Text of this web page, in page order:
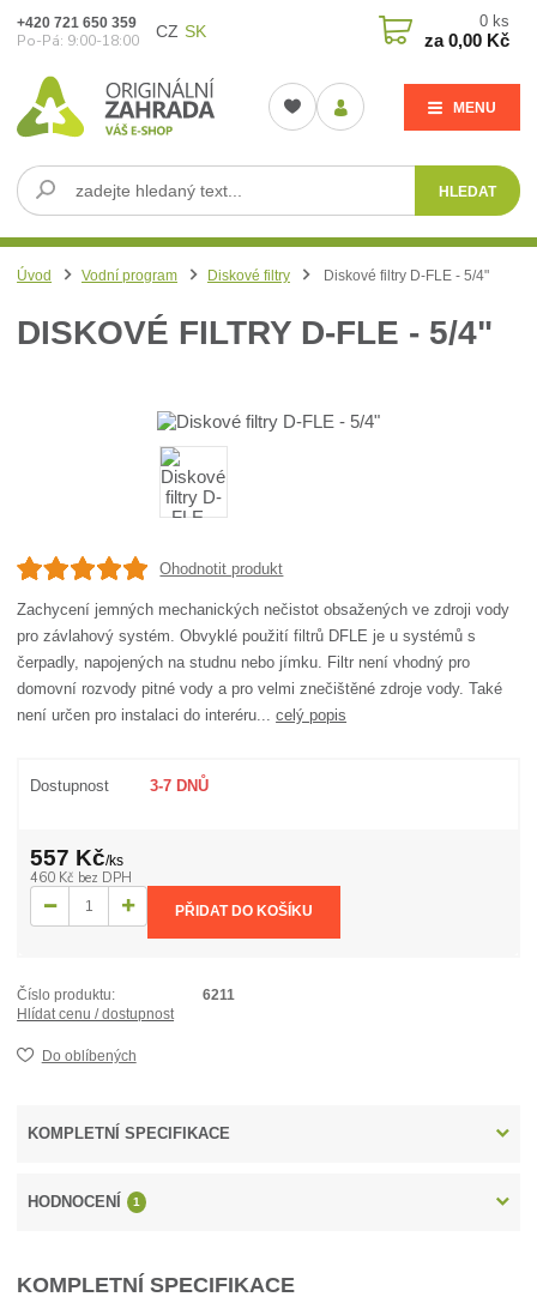
CZ SK
MENU
HLEDAT
+420 721 650 359
Po-Pá: 9:00-18:00
0 ks
za0,00 Kč
Úvod Vodní program Diskové filtry Diskové filtry D-FLE - 5/4"
DISKOVÉ FILTRY D-FLE - 5/4"
Ohodnotit produkt
Zachycení jemných mechanických nečistot obsažených ve zdroji vody
pro závlahový systém. Obvyklé použití filtrů DFLE je u systémů s
čerpadly, napojených na studnu nebo jímku. Filtr není vhodný pro
domovní rozvody pitné vody a pro velmi znečištěné zdroje vody. Také
není určen pro instalaci do interéru...celý popis
Dostupnost 3-7 DNŮ
557 Kč/ks
460 Kč bez DPH
PŘIDAT DO KOŠÍKU
Číslo produktu:
6211
Hlídat cenu / dostupnost
Do oblíbených
KOMPLETNÍ SPECIFIKACE
HODNOCENÍ 1
KOMPLETNÍ SPECIFIKACE